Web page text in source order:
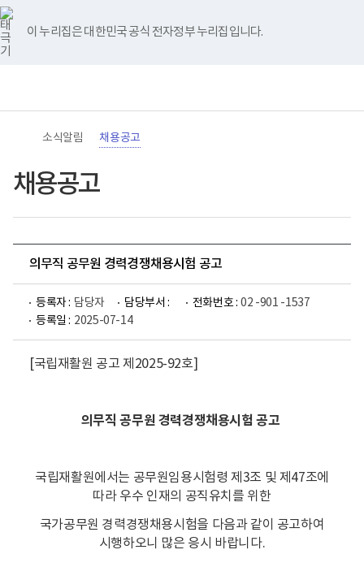
바
로
가
기
메
이 누리집은 대한민국 공식 전자정부 누리집입니다.
너
비
767px
이
하
영
검
메
홈
소식알림 채용공고
채용공고
의무직 공무원 경력경쟁채용시험 공고
등록자 : 담당자 담당부서 : 전화번호 : 02 -901 -1537
등록일 : 2025-07-14
[국립재활원 공고 제2025-92호]
의무직 공무원 경력경쟁채용시험 공고
국립재활원에서는 공무원임용시험령 제3조 및 제47조에
따라 우수 인재의 공직유치를 위한
국가공무원 경력경쟁채용시험을 다음과 같이 공고하여
시행하오니 많은 응시 바랍니다.
유
튜
브
블
로
그
인
스
타
그
램
페
이
스
북